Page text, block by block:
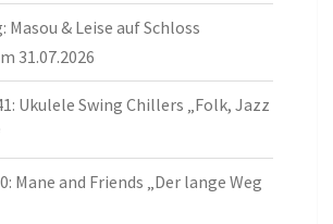
Masou & Leise auf Schloss
31.07.2026
Ukulele Swing Chillers „Folk, Jazz
Mane and Friends „Der lange Weg